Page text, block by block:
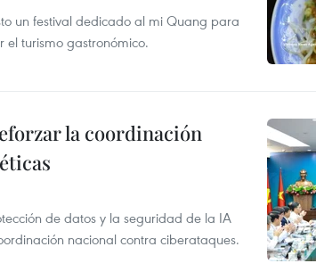
un festival dedicado al mi Quang para
el turismo gastronómico.
la coordinación
de datos y la seguridad de la IA
nacional contra ciberataques.